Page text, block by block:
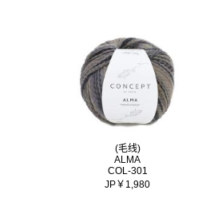
(毛线)
ALMA
COL-301
JP￥1,980